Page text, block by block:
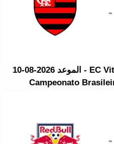
مباراة CR Flamengo ضد EC Vitória - الموعد 2026-08-10